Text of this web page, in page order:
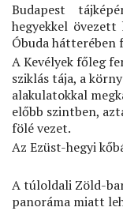
Budapest
hegyekkel övezett
Óbuda hátterében
A Kevélyek főleg
sziklás tája, a
alakulatokkal
előbb szintben,
fölé vezet.
Az Ezüst-hegyi
A túloldali Zöld-
panoráma miatt